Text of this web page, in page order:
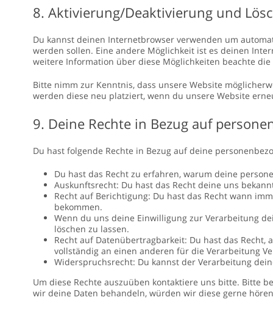
8. Aktivierung/Deaktivierung und
Du kannst deinen Internetbrowser verwenden um
werden sollen. Eine andere Möglichkeit ist es deinen
weitere Information über diese Möglichkeiten beachte
Bitte nimm zur Kenntnis, dass unsere Website
werden diese neu platziert, wenn du unsere Website
9. Deine Rechte in Bezug auf
Du hast folgende Rechte in Bezug auf deine
Du hast das Recht zu erfahren, warum deine
Auskunftsrecht: Du hast das Recht deine uns
Recht auf Berichtigung: Du hast das Recht wann
bekommen.
Wenn du uns deine Einwilligung zur Verarbeitung
löschen zu lassen.
Recht auf Datenübertragbarkeit: Du hast das
vollständig an einen anderen für die Verarbeitung
Widerspruchsrecht: Du kannst der Verarbeitung
Um diese Rechte auszuüben kontaktiere uns bitte. Bitte
wir deine Daten behandeln, würden wir diese gerne